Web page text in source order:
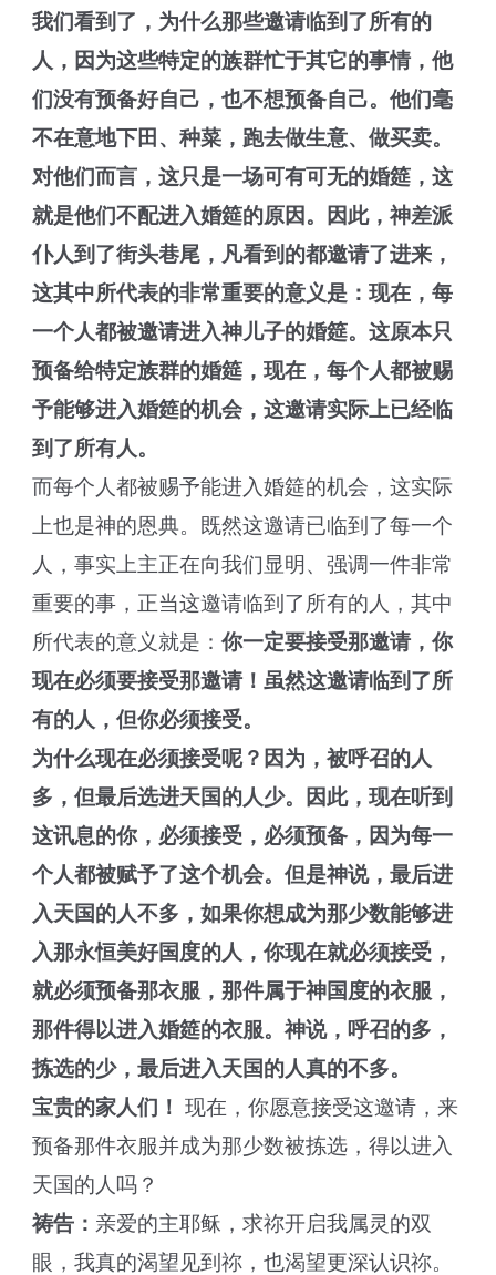
我们看到了，为什么那些邀请临到了所有的
人，因为这些特定的族群忙于其它的事情，他
们没有预备好自己，也不想预备自己。他们毫
不在意地下田、种菜，跑去做生意、做买卖。
对他们而言，这只是一场可有可无的婚筵，这
就是他们不配进入婚筵的原因。因此，神差派
仆人到了街头巷尾，凡看到的都邀请了进来，
这其中所代表的非常重要的意义是：现在，每
一个人都被邀请进入神儿子的婚筵。这原本只
预备给特定族群的婚筵，现在，每个人都被赐
予能够进入婚筵的机会，这邀请实际上已经临
到了所有人。
而每个人都被赐予能进入婚筵的机会，这实际
上也是神的恩典。既然这邀请已临到了每一个
人，事实上主正在向我们显明、强调一件非常
重要的事，正当这邀请临到了所有的人，其中
所代表的意义就是：你一定要接受那邀请，你
现在必须要接受那邀请！虽然这邀请临到了所
有的人，但你必须接受。
为什么现在必须接受呢？因为，被呼召的人
多，但最后选进天国的人少。因此，现在听到
这讯息的你，必须接受，必须预备，因为每一
个人都被赋予了这个机会。但是神说，最后进
入天国的人不多，如果你想成为那少数能够进
入那永恒美好国度的人，你现在就必须接受，
就必须预备那衣服，那件属于神国度的衣服，
那件得以进入婚筵的衣服。神说，呼召的多，
拣选的少，最后进入天国的人真的不多。
宝贵的家人们！现在，你愿意接受这邀请，来
预备那件衣服并成为那少数被拣选，得以进入
天国的人吗？
祷告： 亲爱的主耶稣，求祢开启我属灵的双
眼，我真的渴望见到祢，也渴望更深认识祢。